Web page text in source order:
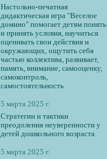
Настольно-печатная
дидактическая игра "Веселое
домино" помогает детям понять
и принять условия, научиться
оценивать свои действия и
окружающих, ощутить себя
частью коллектива, развивает,
память, внимание, самооценку,
самоконтроль,
самостоятельность
5 марта 2025 г.
Стратегии и тактики
преодоления неуверенности у
детей дошкольного возраста
5 марта 2025 г.